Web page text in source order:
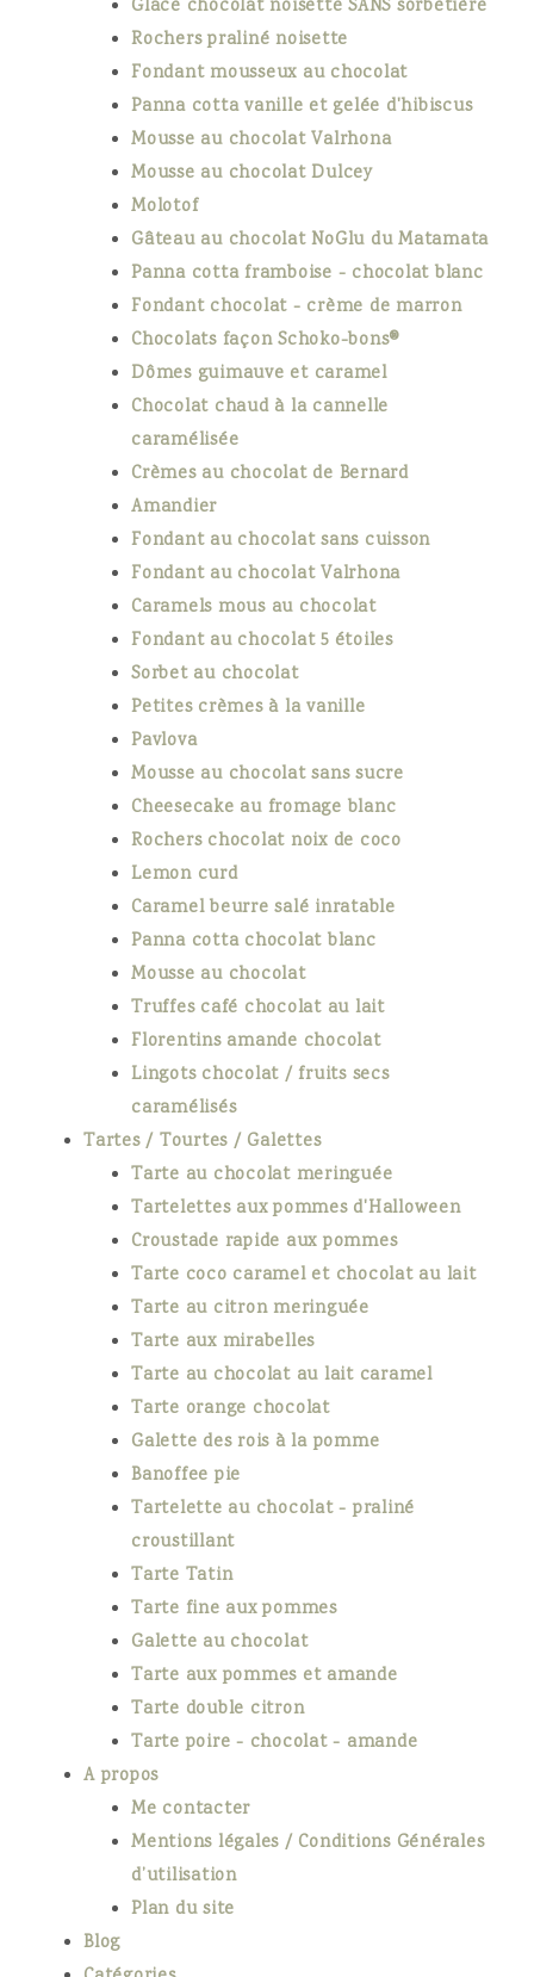
Glace chocolat noisette SANS sorbetière
Rochers praliné noisette
Fondant mousseux au chocolat
Panna cotta vanille et gelée d'hibiscus
Mousse au chocolat Valrhona
Mousse au chocolat Dulcey
Molotof
Gâteau au chocolat NoGlu du Matamata
Panna cotta framboise - chocolat blanc
Fondant chocolat - crème de marron
Chocolats façon Schoko-bons®
Dômes guimauve et caramel
Chocolat chaud à la cannelle
caramélisée
Crèmes au chocolat de Bernard
Amandier
Fondant au chocolat sans cuisson
Fondant au chocolat Valrhona
Caramels mous au chocolat
Fondant au chocolat 5 étoiles
Sorbet au chocolat
Petites crèmes à la vanille
Pavlova
Mousse au chocolat sans sucre
Cheesecake au fromage blanc
Rochers chocolat noix de coco
Lemon curd
Caramel beurre salé inratable
Panna cotta chocolat blanc
Mousse au chocolat
Truffes café chocolat au lait
Florentins amande chocolat
Lingots chocolat / fruits secs
caramélisés
Tartes / Tourtes / Galettes
Tarte au chocolat meringuée
Tartelettes aux pommes d'Halloween
Croustade rapide aux pommes
Tarte coco caramel et chocolat au lait
Tarte au citron meringuée
Tarte aux mirabelles
Tarte au chocolat au lait caramel
Tarte orange chocolat
Galette des rois à la pomme
Banoffee pie
Tartelette au chocolat - praliné
croustillant
Tarte Tatin
Tarte fine aux pommes
Galette au chocolat
Tarte aux pommes et amande
Tarte double citron
Tarte poire - chocolat - amande
A propos
Me contacter
Mentions légales / Conditions Générales
d’utilisation
Plan du site
Blog